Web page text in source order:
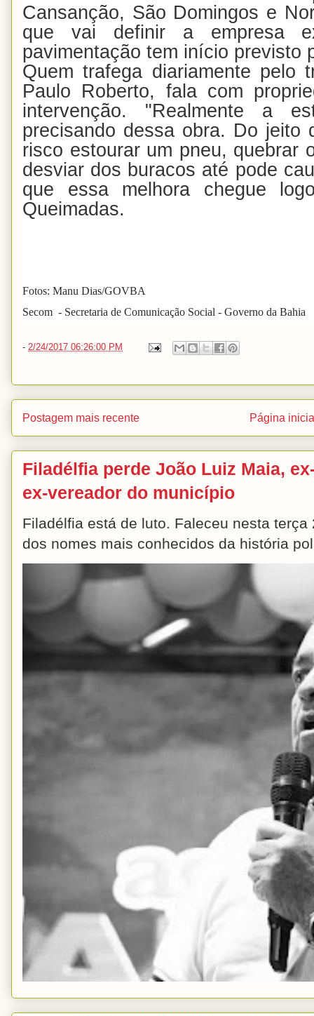
Cansanção, São Domingos e
que vai definir a empresa
pavimentação tem início previsto
Quem trafega diariamente pelo
Paulo Roberto, fala com
intervenção. "Realmente a
precisando dessa obra. Do jeito
risco estourar um pneu, quebrar
desviar dos buracos até pode
que essa melhora chegue
Queimadas.
Fotos: Manu Dias/GOVBA
Secom - Secretaria de Comunicação Social - Governo da Bahia
- 2/24/2017 06:26:00 PM
Postagem mais recente Página
Filadélfia perde João Luiz Maia,
ex-vereador do município
Filadélfia está de luto. Faleceu nesta
dos nomes mais conhecidos da história